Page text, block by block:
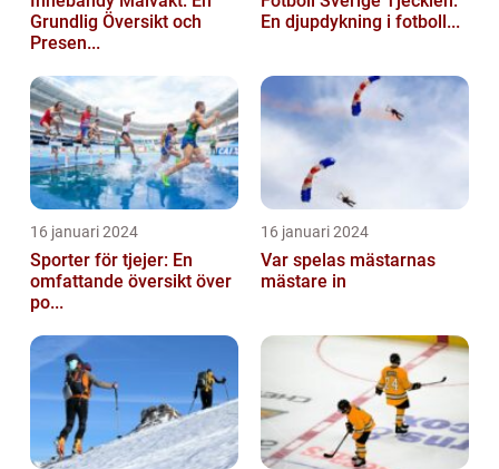
Grundlig Översikt och
Presen...
En djupdykning i fotboll...
16 januari 2024
Sporter för tjejer: En
omfattande översikt över
po...
16 januari 2024
Var spelas mästarnas
mästare in